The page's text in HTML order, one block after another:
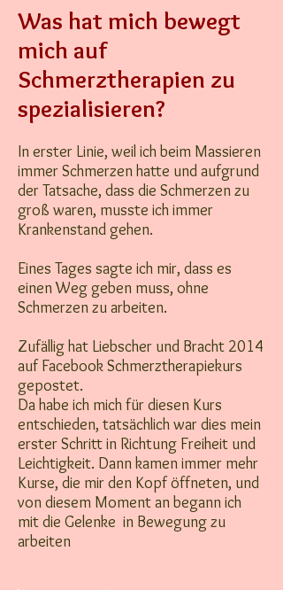
Was hat mich bewegt
mich auf
Schmerztherapien zu
spezialisieren?
In erster Linie, weil ich beim Massieren
immer Schmerzen hatte und aufgrund
der Tatsache, dass die Schmerzen zu
groß waren, musste ich immer
Krankenstand gehen.
Eines Tages sagte ich mir, dass es
einen Weg geben muss, ohne
Schmerzen zu arbeiten.
Zufällig hat Liebscher und Bracht 2014
auf Facebook Schmerztherapiekurs
gepostet.
Da habe ich mich für diesen Kurs
entschieden, tatsächlich war dies mein
erster Schritt in Richtung Freiheit und
Leichtigkeit. Dann kamen immer mehr
Kurse, die mir den Kopf öffneten, und
von diesem Moment an begann ich
mit die Gelenke in Bewegung zu
arbeiten